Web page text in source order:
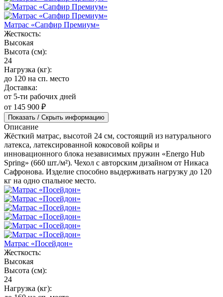
Матрас «Сапфир Премиум»
Жесткость:
Высокая
Высота (см):
24
Нагрузка (кг):
до 120 на сп. место
Доставка:
от 5-ти рабочих дней
от 145 900 ₽
Показать / Скрыть информацию
Описание
Жёсткий матрас, высотой 24 см, состоящий из натурального
латекса, латексированной кокосовой койры и
инновационного блока независимых пружин «Energo Hub
Spring» (660 шт./м²). Чехол с авторским дизайном от Никаса
Сафронова. Изделие способно выдерживать нагрузку до 120
кг на одно спальное место.
Матрас «Посейдон»
Жесткость:
Высокая
Высота (см):
24
Нагрузка (кг):